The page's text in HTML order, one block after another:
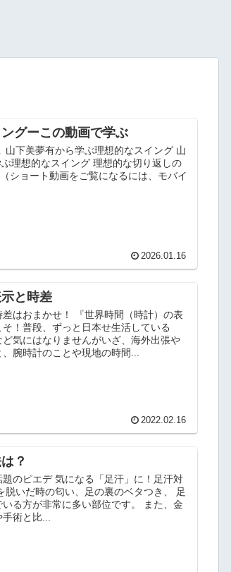
グーこの動画で学ぶ
下美夢有から学ぶ理想的なスイング 山
理想的なスイング 理想的な切り返しの
ショート動画をご覧になるには、モバイ
2026.01.16
と時差
はおまかせ！ 『世界時間（時計）の表
！普段、ずっと日本せ生活している
気にはなりませんがいざ、海外出張や
腕時計のことや現地の時間...
2022.02.16
？
のピエデ 気になる「足汗」に！足汗対
脱いだ時の匂い、足の裏のベタつき、 足
る方が非常に多い部位です。 また、金
術と比...